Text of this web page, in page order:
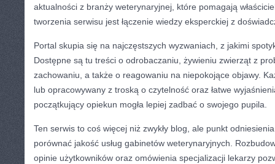
aktualności z branży weterynaryjnej, które pomagają
tworzenia serwisu jest łączenie wiedzy eksperckiej z
Portal skupia się na najczęstszych wyzwaniach, z jakimi
Dostępne są tu treści o odrobaczaniu, żywieniu zwierząt z
zachowaniu, a także o reagowaniu na niepokojące objawy.
lub opracowywany z troską o czytelność oraz łatwe
początkujący opiekun mogła lepiej zadbać o swojego pupila.
Ten serwis to coś więcej niż zwykły blog, ale punkt
porównać jakość usług gabinetów weterynaryjnych.
opinie użytkowników oraz omówienia specjalizacji lekarzy